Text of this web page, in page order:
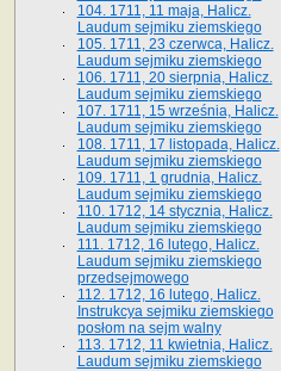
104. 1711, 11 maja, Halicz.
Laudum sejmiku ziemskiego
105. 1711, 23 czerwca, Halicz.
Laudum sejmiku ziemskiego
106. 1711, 20 sierpnia, Halicz.
Laudum sejmiku ziemskiego
107. 1711, 15 września, Halicz.
Laudum sejmiku ziemskiego
108. 1711, 17 listopada, Halicz.
Laudum sejmiku ziemskiego
109. 1711, 1 grudnia, Halicz.
Laudum sejmiku ziemskiego
110. 1712, 14 stycznia, Halicz.
Laudum sejmiku ziemskiego
111. 1712, 16 lutego, Halicz.
Laudum sejmiku ziemskiego
przedsejmowego
112. 1712, 16 lutego, Halicz.
Instrukcya sejmiku ziemskiego
posłom na sejm walny
113. 1712, 11 kwietnia, Halicz.
Laudum sejmiku ziemskiego